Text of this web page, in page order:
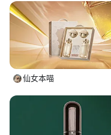
仙女本喵